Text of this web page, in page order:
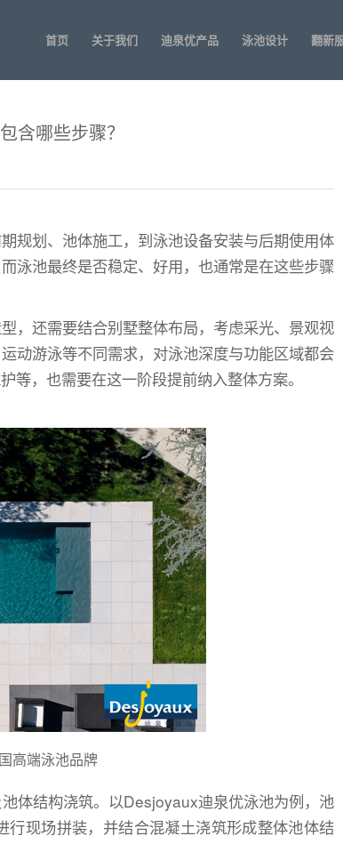
首页 关于我们 迪泉优产品 泳池设计 翻新
含哪些步骤？
规划、池体施工，到泳池设备安装与后期使用体
泳池最终是否稳定、好用，也通常是在这些步骤
，还需要结合别墅整体布局，考虑采光、景观视
动游泳等不同需求，对泳池深度与功能区域都会
等，也需要在这一阶段提前纳入整体方案。
高端泳池品牌
体结构浇筑。以Desjoyaux迪泉优泳池为例，池
现场拼装，并结合混凝土浇筑形成整体池体结